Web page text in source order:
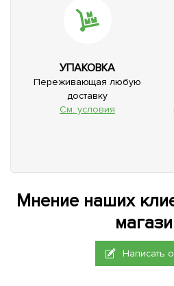
УПАКОВКА
Переживающая любую
доставку
См. условия
Мнение наших
Написать